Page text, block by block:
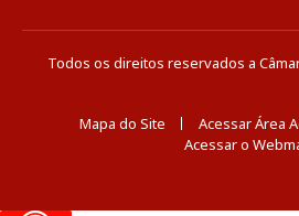
Todos os direitos reservados a
Mapa do Site
Acessar Área
Acessar o